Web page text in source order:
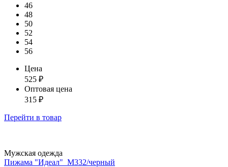
46
48
50
52
54
56
Цена
525 ₽
Оптовая цена
315 ₽
Перейти в товар
Мужская одежда
Пижама "Идеал"_М332/черный